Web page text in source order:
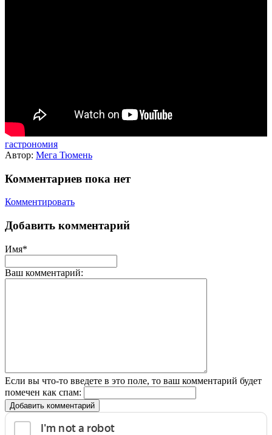
гастрономия
Автор: Мега Тюмень
Комментариев пока нет
Комментировать
Добавить комментарий
Имя*
Ваш комментарий:
Если вы что-то введете в это поле, то ваш комментарий будет
помечен как спам:
Добавить комментарий